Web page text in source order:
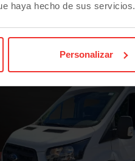
haya hecho de sus servicios.
Personalizar